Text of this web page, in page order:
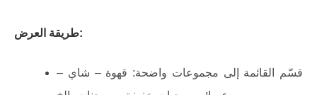
طريقة العرض:
قسّم القائمة إلى مجموعات واضحة: قهوة – شاي –